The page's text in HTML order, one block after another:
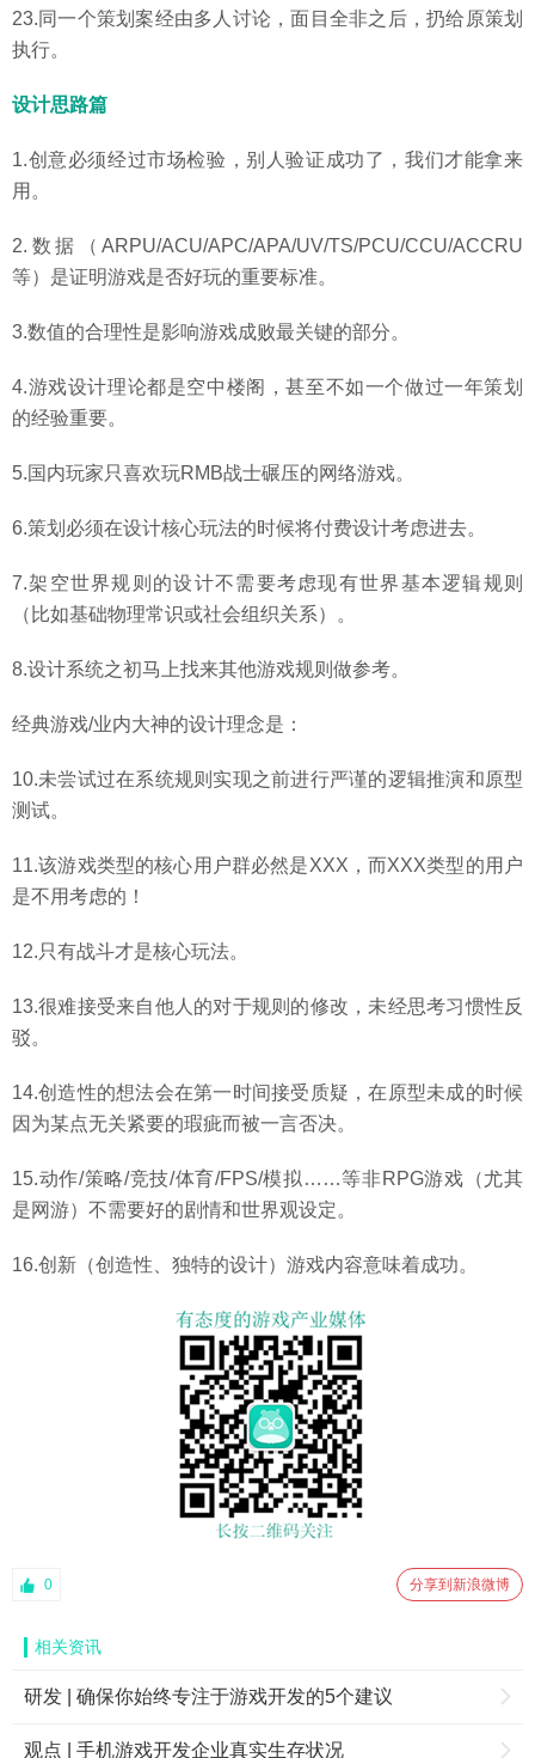
23.同一个策划案经由多人讨论，面目全非之后，扔给原策划
执行。
设计思路篇
1.创意必须经过市场检验，别人验证成功了，我们才能拿来
用。
2.数据（ARPU/ACU/APC/APA/UV/TS/PCU/CCU/ACCRU
等）是证明游戏是否好玩的重要标准。
3.数值的合理性是影响游戏成败最关键的部分。
4.游戏设计理论都是空中楼阁，甚至不如一个做过一年策划
的经验重要。
5.国内玩家只喜欢玩RMB战士碾压的网络游戏。
6.策划必须在设计核心玩法的时候将付费设计考虑进去。
7.架空世界规则的设计不需要考虑现有世界基本逻辑规则
（比如基础物理常识或社会组织关系）。
8.设计系统之初马上找来其他游戏规则做参考。
经典游戏/业内大神的设计理念是：
10.未尝试过在系统规则实现之前进行严谨的逻辑推演和原型
测试。
11.该游戏类型的核心用户群必然是XXX，而XXX类型的用户
是不用考虑的！
12.只有战斗才是核心玩法。
13.很难接受来自他人的对于规则的修改，未经思考习惯性反
驳。
14.创造性的想法会在第一时间接受质疑，在原型未成的时候
因为某点无关紧要的瑕疵而被一言否决。
15.动作/策略/竞技/体育/FPS/模拟……等非RPG游戏（尤其
是网游）不需要好的剧情和世界观设定。
16.创新（创造性、独特的设计）游戏内容意味着成功。
0 分享到新浪微博
相关资讯
研发 | 确保你始终专注于游戏开发的5个建议
观点 | 手机游戏开发企业真实生存状况